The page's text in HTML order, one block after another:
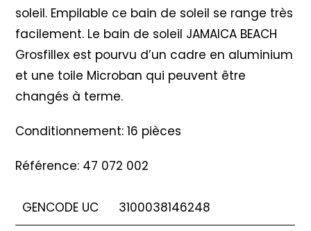
soleil. Empilable ce bain de soleil se range très
facilement. Le bain de soleil JAMAICA BEACH
Grosfillex est pourvu d’un cadre en aluminium
et une toile Microban qui peuvent être
changés à terme.
Conditionnement: 16 pièces
Référence: 47 072 002
GENCODE UC 3100038146248